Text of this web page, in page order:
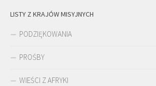
LISTY Z KRAJÓW MISYJNYCH
PODZIĘKOWANIA
PROŚBY
WIEŚCI Z AFRYKI